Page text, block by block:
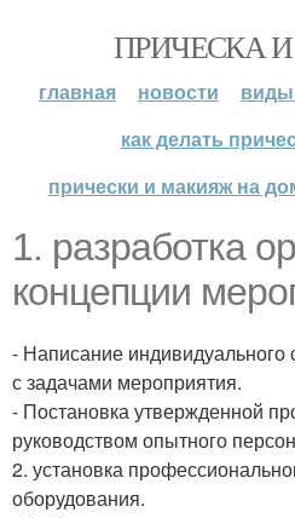
ПРИЧЕСКА
главная новости
виды
как делать
прически и макияж на
1. разработка
концепции
- Написание индивидуального
с задачами мероприятия.
- Постановка утвержденной
руководством опытного
2. установка
оборудования.